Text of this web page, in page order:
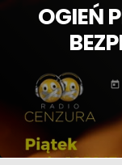
OGIEŃ
today